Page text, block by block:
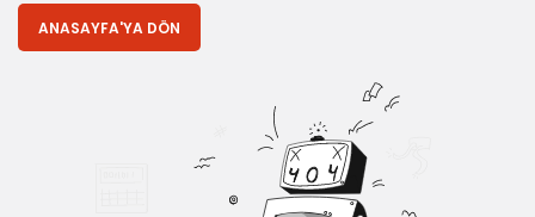
ANASAYFA'YA DÖN